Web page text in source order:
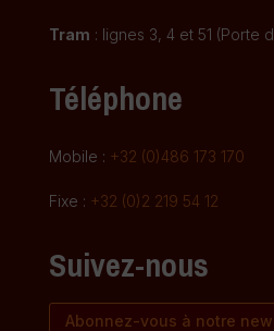
Tram : lignes 3, 4 et 51 (Porte
Téléphone
Mobile : +32 (0)486 173 170
Fixe : +32 (0)2 219 54 12
Suivez-nous
Abonnez-vous à notre